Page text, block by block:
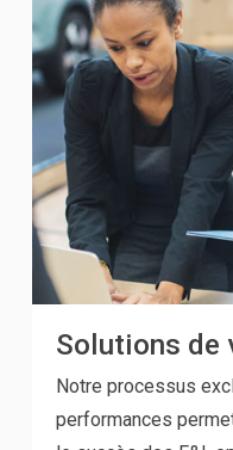
Solutions de
Notre processus
performances